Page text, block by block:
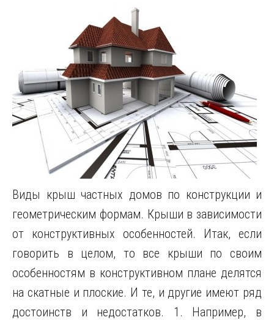
Виды крыш частных домов по конструкции и
геометрическим формам. Крыши в зависимости
от конструктивных особенностей. Итак, если
говорить в целом, то все крыши по своим
особенностям в конструктивном плане делятся
на скатные и плоские. И те, и другие имеют ряд
достоинств и недостатков. 1. Например, в